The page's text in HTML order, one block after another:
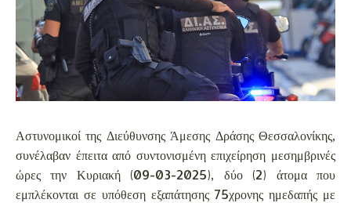
Αστυνομικοί της Διεύθυνσης Άμεσης Δράσης Θεσσαλονίκης,
συνέλαβαν έπειτα από συντονισμένη επιχείρηση μεσημβρινές
ώρες την Κυριακή (09-03-2025), δύο (2) άτομα που
εμπλέκονται σε υπόθεση εξαπάτησης 75χρονης ημεδαπής με